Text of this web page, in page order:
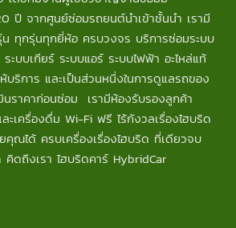
ปี จากศูนย์ซ่อมรถยนต์นำเข้าชั้นนำ เรามี
น ทุกรุ่นทุกยี่ห้อ ครบวงจร บริการซ่อมระบบ
ะบบเกียร์ ระบบแอร์ ระบบไฟฟ้า อะไหล่แท้
บริการ และเป็นส่วนหนึ่งในการดูแลรถของ
นราคาก่อนซ่อม เรามีห้องรับรองลูกค้า
ะเครื่องดื่ม Wi-Fi ฟรี ไร้กังวลเรื่องไฮบริด
ณได้ ครบเครื่องเรื่องไฮบริด ที่เดียวจบ
คิดถึงเรา ไฮบริดคาร์ HybridCar